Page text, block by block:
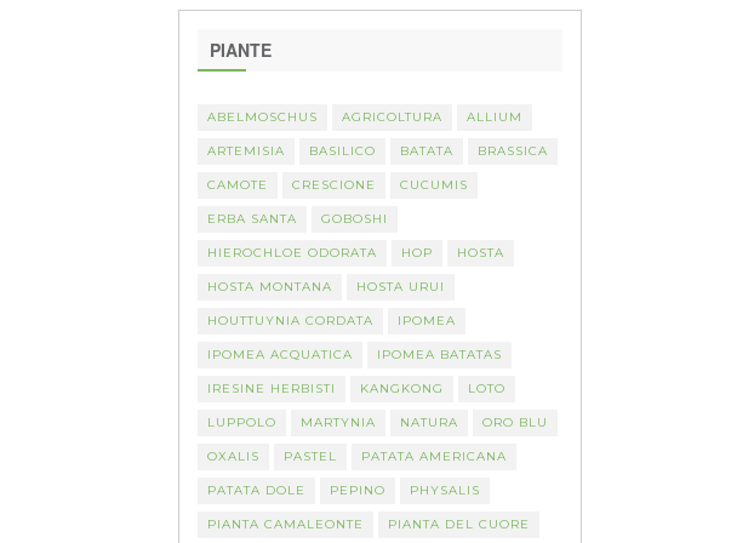
PIANTE
ABELMOSCHUS AGRICOLTURA ALLIUM
ARTEMISIA BASILICO BATATA BRASSICA
CAMOTE CRESCIONE CUCUMIS
ERBA SANTA GOBOSHI
HIEROCHLOE ODORATA HOP HOSTA
HOSTA MONTANA HOSTA URUI
HOUTTUYNIA CORDATA IPOMEA
IPOMEA ACQUATICA IPOMEA BATATAS
IRESINE HERBISTI KANGKONG LOTO
LUPPOLO MARTYNIA NATURA ORO BLU
OXALIS PASTEL PATATA AMERICANA
PATATA DOLE PEPINO PHYSALIS
PIANTA CAMALEONTE PIANTA DEL CUORE